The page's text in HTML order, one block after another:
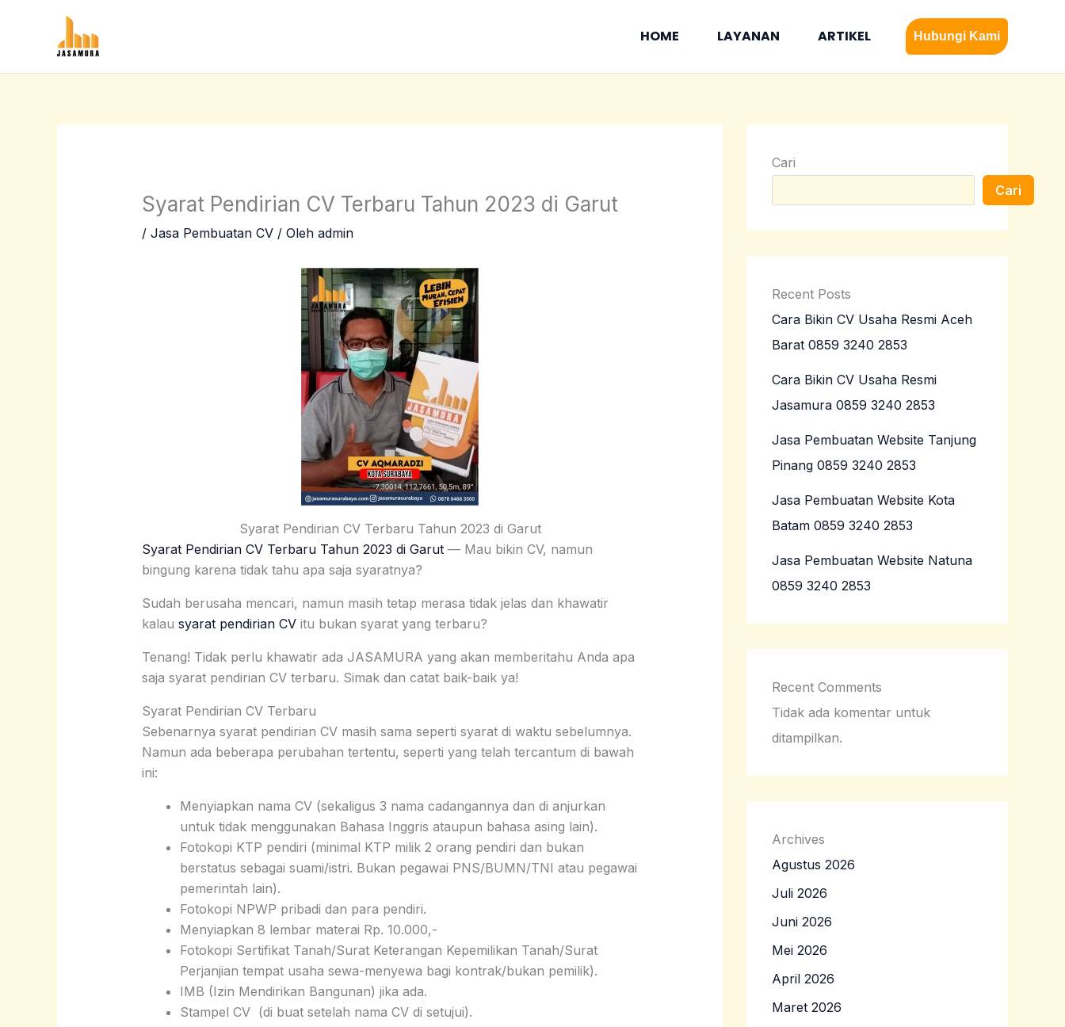
HOME LAYANAN ARTIKEL Hubungi Kami
Syarat Pendirian CV Terbaru Tahun 2023 di Garut
/ Jasa Pembuatan CV/ Oleh admin
Syarat Pendirian CV Terbaru Tahun 2023 di Garut
Syarat Pendirian CV Terbaru Tahun 2023 di Garut— Mau bikin CV, namun
bingung karena tidak tahu apa saja syaratnya?
Sudah berusaha mencari, namun masih tetap merasa tidak jelas dan khawatir
kalau syarat pendirian CVitu bukan syarat yang terbaru?
Tenang! Tidak perlu khawatir ada JASAMURA yang akan memberitahu Anda apa
saja syarat pendirian CV terbaru. Simak dan catat baik-baik ya!
Syarat Pendirian CV Terbaru
Sebenarnya syarat pendirian CV masih sama seperti syarat di waktu sebelumnya.
Namun ada beberapa perubahan tertentu, seperti yang telah tercantum di bawah
ini:
Menyiapkan nama CV (sekaligus 3 nama cadangannya dan di anjurkan
untuk tidak menggunakan Bahasa Inggris ataupun bahasa asing lain).
Fotokopi KTP pendiri (minimal KTP milik 2 orang pendiri dan bukan
berstatus sebagai suami/istri. Bukan pegawai PNS/BUMN/TNI atau pegawai
pemerintah lain).
Fotokopi NPWP pribadi dan para pendiri.
Menyiapkan 8 lembar materai Rp. 10.000,-
Fotokopi Sertifikat Tanah/Surat Keterangan Kepemilikan Tanah/Surat
Perjanjian tempat usaha sewa-menyewa bagi kontrak/bukan pemilik).
IMB (Izin Mendirikan Bangunan) jika ada.
Stampel CV (di buat setelah nama CV di setujui).
Cari
Cari
Recent Posts
Cara Bikin CV Usaha Resmi Aceh
Barat 0859 3240 2853
Cara Bikin CV Usaha Resmi
Jasamura 0859 3240 2853
Jasa Pembuatan Website Tanjung
Pinang 0859 3240 2853
Jasa Pembuatan Website Kota
Batam 0859 3240 2853
Jasa Pembuatan Website Natuna
0859 3240 2853
Recent Comments
Tidak ada komentar untuk
ditampilkan.
Archives
Agustus 2026
Juli 2026
Juni 2026
Mei 2026
April 2026
Maret 2026